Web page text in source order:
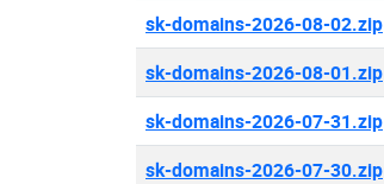
sk-domains-2026-08-02.zip
sk-domains-2026-08-01.zip
sk-domains-2026-07-31.zip
sk-domains-2026-07-30.zip